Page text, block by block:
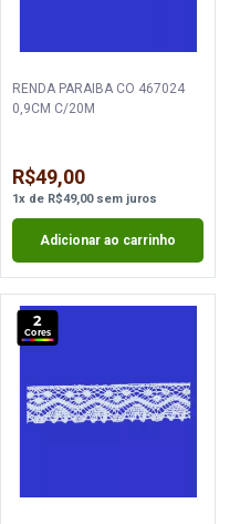
RENDA PARAIBA CO 467024
0,9CM C/20M
R$49,00
1xde R$49,00sem juros
Adicionar ao carrinho
2
Cores